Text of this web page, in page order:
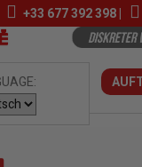
+33 677 392 398|